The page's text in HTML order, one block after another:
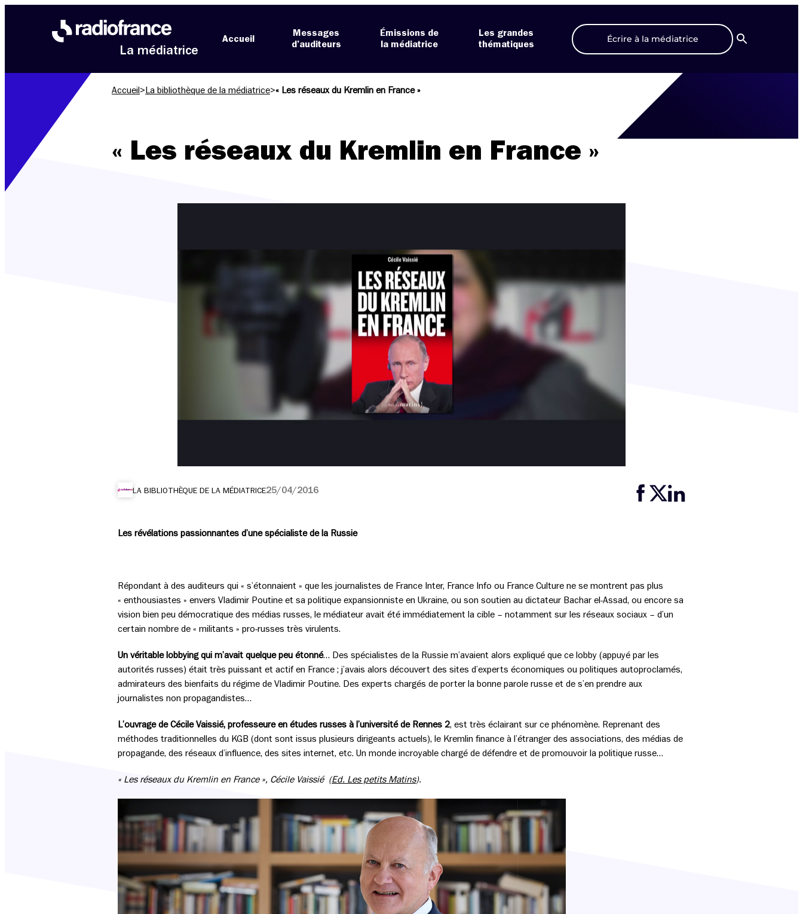
La médiatrice
Accueil
Messages
d’auditeurs
Émissions de
la médiatrice
Les grandes
thématiques
Écrire à la médiatrice
Recherche
Accueil > La bibliothèque de la médiatrice>« Les réseaux du Kremlin en France »
« Les réseaux du Kremlin en France »
LA BIBLIOTHÈQUE DE LA MÉDIATRICE25/04/2016
Les révélations passionnantes d’une spécialiste de la Russie
Répondant à des auditeurs qui « s’étonnaient » que les journalistes de France Inter, France Info ou France Culture ne se montrent pas plus
« enthousiastes » envers Vladimir Poutine et sa politique expansionniste en Ukraine, ou son soutien au dictateur Bachar el-Assad, ou encore sa
vision bien peu démocratique des médias russes, le médiateur avait été immédiatement la cible – notamment sur les réseaux sociaux – d’un
certain nombre de « militants » pro-russes très virulents.
Un véritable lobbying qui m’avait quelque peu étonné… Des spécialistes de la Russie m’avaient alors expliqué que ce lobby (appuyé par les
autorités russes) était très puissant et actif en France ; j’avais alors découvert des sites d’experts économiques ou politiques autoproclamés,
admirateurs des bienfaits du régime de Vladimir Poutine. Des experts chargés de porter la bonne parole russe et de s’en prendre aux
journalistes non propagandistes…
L’ouvrage de Cécile Vaissié, professeure en études russes à l’université de Rennes 2, est très éclairant sur ce phénomène. Reprenant des
méthodes traditionnelles du KGB (dont sont issus plusieurs dirigeants actuels), le Kremlin finance à l’étranger des associations, des médias de
propagande, des réseaux d’influence, des sites internet, etc. Un monde incroyable chargé de défendre et de promouvoir la politique russe…
« Les réseaux du Kremlin en France », Cécile Vaissié (Ed. Les petits Matins).